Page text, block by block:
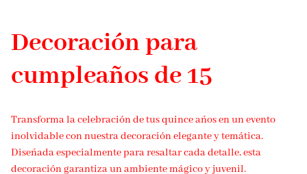
Decoración para
cumpleaños de 15
Transforma la celebración de tus quince años en un evento
inolvidable con nuestra decoración elegante y temática.
Diseñada especialmente para resaltar cada detalle, esta
decoración garantiza un ambiente mágico y juvenil.